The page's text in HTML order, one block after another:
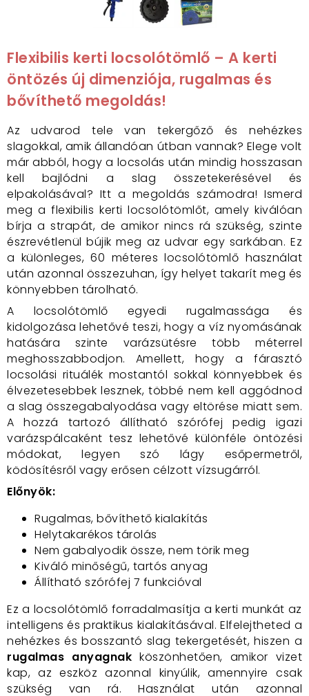
Flexibilis kerti locsolótömlő – A kerti
öntözés új dimenziója, rugalmas és
bővíthető megoldás!
Az udvarod tele van tekergőző és nehézkes
slagokkal, amik állandóan útban vannak? Elege volt
már abból, hogy a locsolás után mindig hosszasan
kell bajlódni a slag összetekerésével és
elpakolásával? Itt a megoldás számodra! Ismerd
meg a flexibilis kerti locsolótömlőt, amely kiválóan
bírja a strapát, de amikor nincs rá szükség, szinte
észrevétlenül bújik meg az udvar egy sarkában. Ez
a különleges, 60 méteres locsolótömlő használat
után azonnal összezuhan, így helyet takarít meg és
könnyebben tárolható.
A locsolótömlő egyedi rugalmassága és
kidolgozása lehetővé teszi, hogy a víz nyomásának
hatására szinte varázsütésre több méterrel
meghosszabbodjon. Amellett, hogy a fárasztó
locsolási rituálék mostantól sokkal könnyebbek és
élvezetesebbek lesznek, többé nem kell aggódnod
a slag összegabalyodása vagy eltörése miatt sem.
A hozzá tartozó állítható szórófej pedig igazi
varázspálcaként tesz lehetővé különféle öntözési
módokat, legyen szó lágy esőpermetről,
ködösítésről vagy erősen célzott vízsugárról.
Előnyök:
Rugalmas, bővíthető kialakítás
Helytakarékos tárolás
Nem gabalyodik össze, nem törik meg
Kiváló minőségű, tartós anyag
Állítható szórófej 7 funkcióval
Ez a locsolótömlő forradalmasítja a kerti munkát az
intelligens és praktikus kialakításával. Elfelejtheted a
nehézkes és bosszantó slag tekergetését, hiszen a
rugalmas anyagnak köszönhetően, amikor vizet
kap, az eszköz azonnal kinyúlik, amennyire csak
szükség van rá. Használat után azonnal